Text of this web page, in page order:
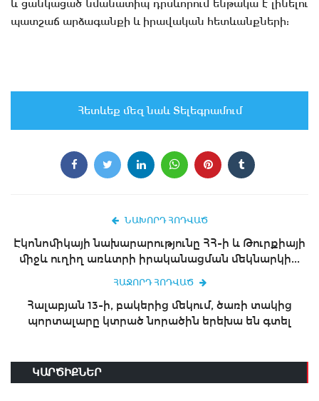
և ցանկացած նմանատիպ դրսևորում ենթակա է լինելու
պատշաճ արձագանքի և իրավական հետևանքների:
Հետևեք մեզ նաև Տելեգրամում
ՆԱԽՈՐԴ ՀՈԴՎԱԾ
Էկոնոմիկայի նախարարությունը ՀՀ-ի և Թուրքիայի
միջև ուղիղ առևտրի իրականացման մեկնարկի...
ՀԱՋՈՐԴ ՀՈԴՎԱԾ
Հալաբյան 13-ի, բակերից մեկում, ծառի տակից
պորտալարը կտրած նորածին երեխա են գտել
ԿԱՐԾԻՔՆԵՐ